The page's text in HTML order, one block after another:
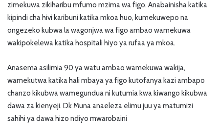
zimekuwa zikiharibu mfumo mzima wa figo. Anabainisha katika
kipindi cha hivi karibuni katika mkoa huo, kumekuwepo na
ongezeko kubwa la wagonjwa wa figo ambao wamekuwa
wakipokelewa katika hospitali hiyo ya rufaa ya mkoa.
Anasema asilimia 90 ya watu ambao wamekuwa wakija,
wamekutwa katika hali mbaya ya figo kutofanya kazi ambapo
chanzo kikubwa wamegundua ni kutumia kwa kiwango kikubwa
dawa za kienyeji. Dk Muna anaeleza elimu juu ya matumizi
sahihi ya dawa hizo ndiyo mwarobaini